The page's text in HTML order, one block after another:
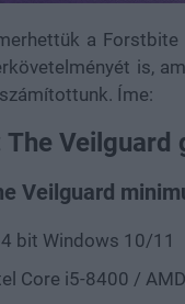
a
is,
Íme:
The Veilguard
Veilguard
bit Windows 10/11
Core i5-8400 /